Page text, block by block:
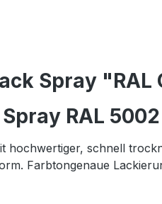
Spray
RAL
hochwertiger, schnell
Farbtongenaue